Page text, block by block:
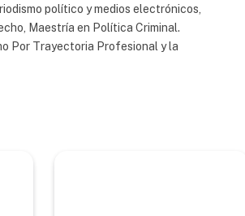
político y medios electrónicos,
Maestría en Política Criminal.
Por Trayectoria Profesional y la